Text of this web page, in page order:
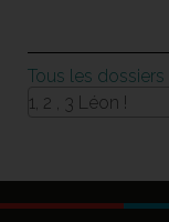
Tous les dossiers
1, 2 , 3 Léon !